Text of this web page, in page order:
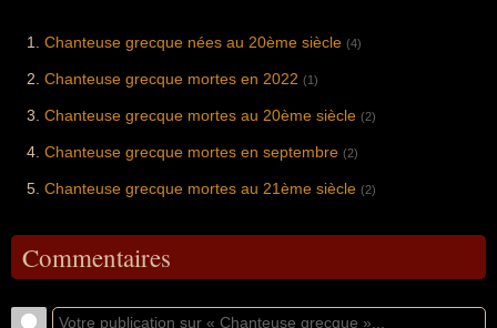
Chanteuse grecque nées au 20ème siècle (4)
Chanteuse grecque mortes en 2022 (1)
Chanteuse grecque mortes au 20ème siècle (2)
Chanteuse grecque mortes en septembre (2)
Chanteuse grecque mortes au 21ème siècle (2)
Commentaires